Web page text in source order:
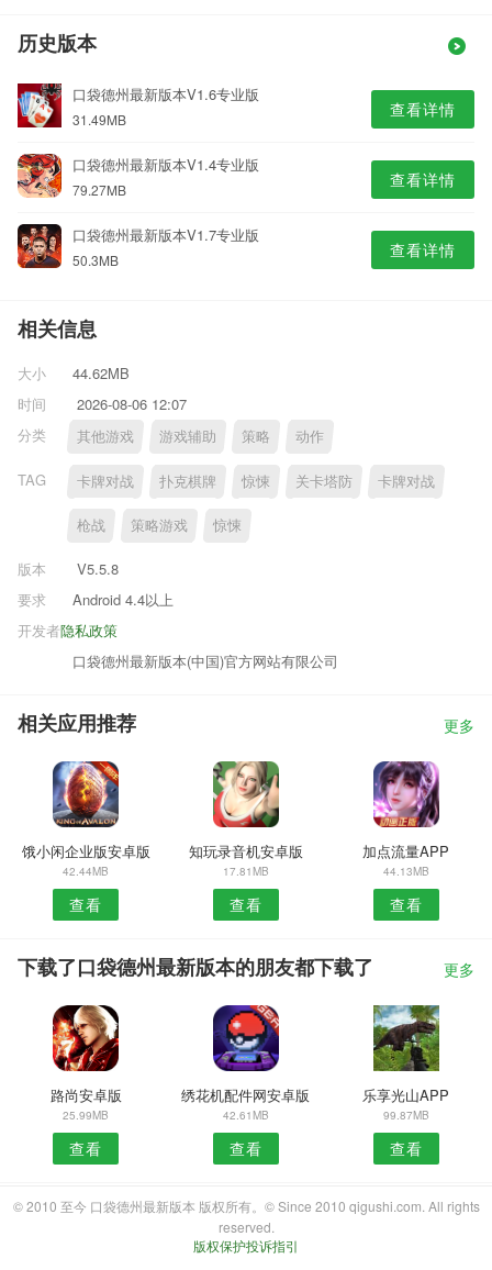
历史版本
口袋德州最新版本V1.6专业版
31.49MB 查看详情
口袋德州最新版本V1.4专业版
79.27MB 查看详情
口袋德州最新版本V1.7专业版
50.3MB 查看详情
相关信息
大小
44.62MB
时间
2026-08-06 12:07
分类
其他游戏 游戏辅助 策略 动作
TAG 卡牌对战 扑克棋牌 惊悚 关卡塔防 卡牌对战
枪战 策略游戏 惊悚
版本
V5.5.8
要求
Android 4.4以上
隐私政策
开发者
口袋德州最新版本(中国)官方网站有限公司
相关应用推荐 更多
饿小闲企业版安卓版
42.44MB
查看
知玩录音机安卓版
17.81MB
查看
加点流量APP
44.13MB
查看
下载了口袋德州最新版本的朋友都下载了 更多
路尚安卓版
25.99MB
查看
绣花机配件网安卓版
42.61MB
查看
乐享光山APP
99.87MB
查看
© 2010 至今 口袋德州最新版本 版权所有。© Since 2010 qigushi.com. All rights
reserved.
版权保护投诉指引